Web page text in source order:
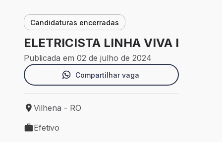
Candidaturas encerradas
ELETRICISTA LINHA VIVA I
Publicada em 02 de julho de 2024
Compartilhar vaga
Local de trabalho: Vilhena - RO
Vilhena - RO
Tipo de vaga: Efetivo
Efetivo